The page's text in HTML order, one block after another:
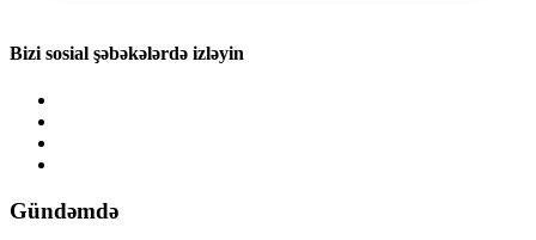
Bizi sosial şəbəkələrdə izləyin
Gündəmdə